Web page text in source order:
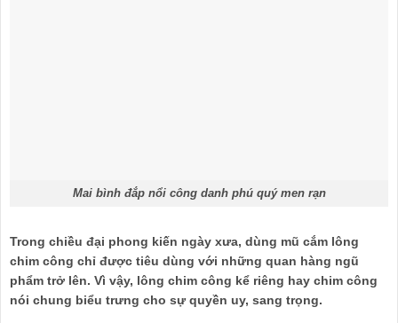
Mai bình đắp nổi công danh phú quý men rạn
Trong chiều đại phong kiến ngày xưa, dùng mũ cắm lông
chim công chỉ được tiêu dùng với những quan hàng ngũ
phẩm trở lên. Vì vậy, lông chim công kể riêng hay chim công
nói chung biểu trưng cho sự quyền uy, sang trọng.